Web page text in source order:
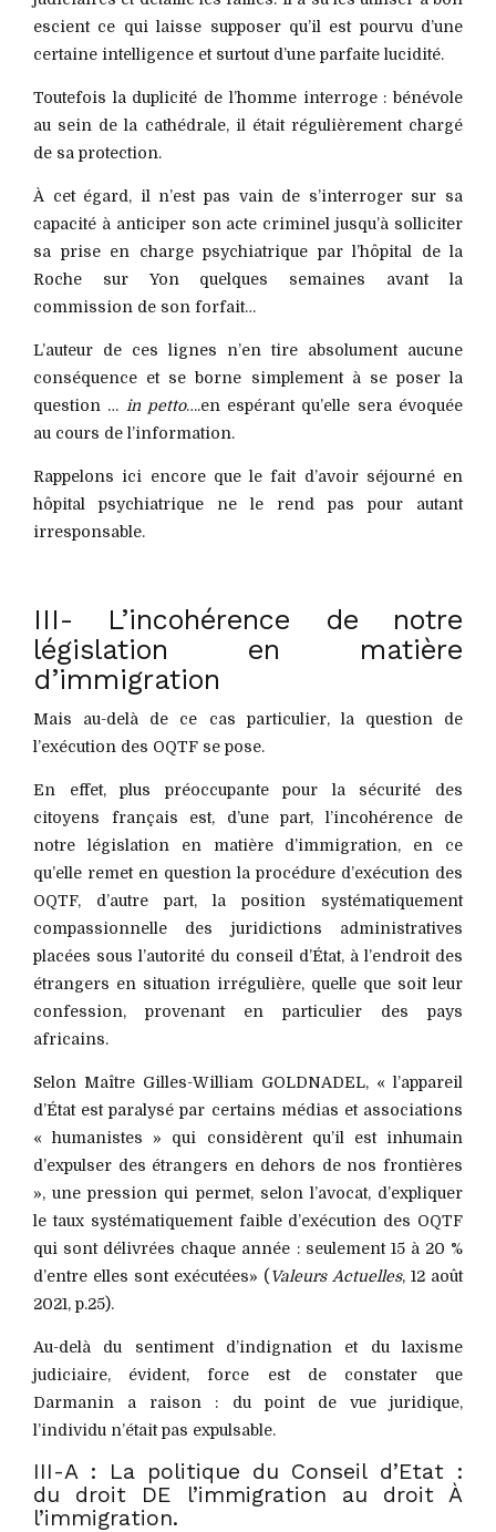
escient ce qui laisse supposer qu’il est pourvu d’une
certaine intelligence et surtout d’une parfaite lucidité.
Toutefois la duplicité de l’homme interroge : bénévole
au sein de la cathédrale, il était régulièrement chargé
de sa protection.
À cet égard, il n’est pas vain de s’interroger sur sa
capacité à anticiper son acte criminel jusqu’à solliciter
sa prise en charge psychiatrique par l’hôpital de la
Roche sur Yon quelques semaines avant la
commission de son forfait…
L’auteur de ces lignes n’en tire absolument aucune
conséquence et se borne simplement à se poser la
question … in petto….en espérant qu’elle sera évoquée
au cours de l’information.
Rappelons ici encore que le fait d’avoir séjourné en
hôpital psychiatrique ne le rend pas pour autant
irresponsable.
III- L’incohérence de notre
législation en matière
d’immigration
Mais au-delà de ce cas particulier, la question de
l’exécution des OQTF se pose.
En effet, plus préoccupante pour la sécurité des
citoyens français est, d’une part, l’incohérence de
notre législation en matière d’immigration, en ce
qu’elle remet en question la procédure d’exécution des
OQTF, d’autre part, la position systématiquement
compassionnelle des juridictions administratives
placées sous l’autorité du conseil d’État, à l’endroit des
étrangers en situation irrégulière, quelle que soit leur
confession, provenant en particulier des pays
africains.
Selon Maître Gilles-William GOLDNADEL, « l’appareil
d’État est paralysé par certains médias et associations
« humanistes » qui considèrent qu’il est inhumain
d’expulser des étrangers en dehors de nos frontières
», une pression qui permet, selon l’avocat, d’expliquer
le taux systématiquement faible d’exécution des OQTF
qui sont délivrées chaque année : seulement 15 à 20 %
d’entre elles sont exécutées» ( Valeurs Actuelles, 12 août
2021, p.25).
Au-delà du sentiment d’indignation et du laxisme
judiciaire, évident, force est de constater que
Darmanin a raison : du point de vue juridique,
l’individu n’était pas expulsable.
III-A : La politique du Conseil d’Etat :
du droit DE l’immigration au droit À
l’immigration.